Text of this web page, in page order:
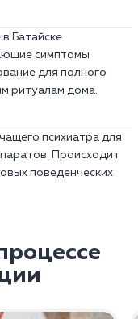
Батайске
симптомы
для полного
ритуалам дома.
психиатра для
Происходит
поведенческих